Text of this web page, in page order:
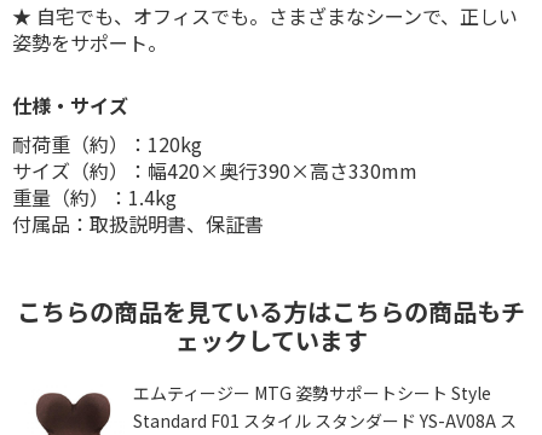
★ 自宅でも、オフィスでも。さまざまなシーンで、正しい
姿勢をサポート。
仕様・サイズ
耐荷重（約）：120kg
サイズ（約）：幅420×奥行390×高さ330mm
重量（約）：1.4kg
付属品：取扱説明書、保証書
こちらの商品を見ている方はこちらの商品もチ
ェックしています
エムティージー MTG 姿勢サポートシート Style
Standard F01 スタイル スタンダード YS-AV08A ス